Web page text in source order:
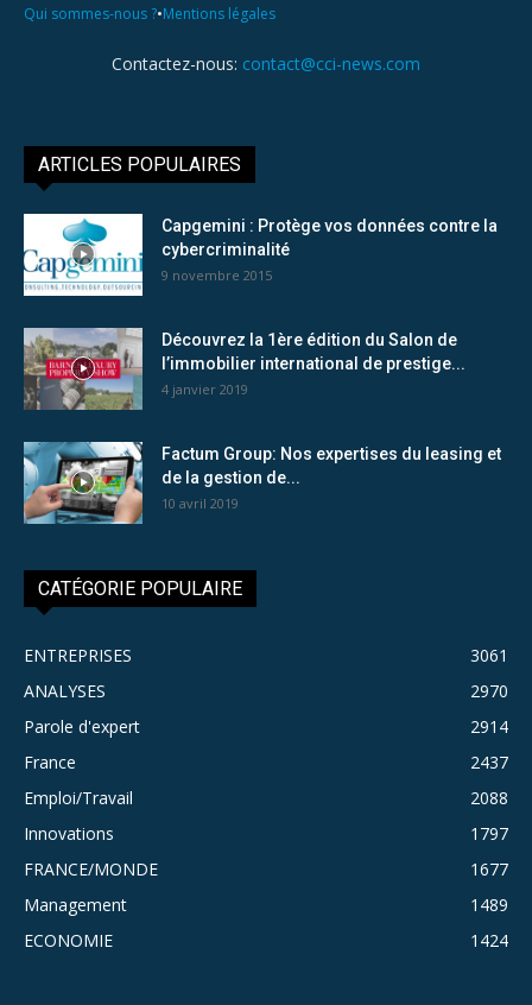
Qui sommes-nous ?•Mentions légales
Contactez-nous: contact@cci-news.com
ARTICLES POPULAIRES
Capgemini : Protège vos données contre la
cybercriminalité
9 novembre 2015
Découvrez la 1ère édition du Salon de
l’immobilier international de prestige...
4 janvier 2019
Factum Group: Nos expertises du leasing et
de la gestion de...
10 avril 2019
CATÉGORIE POPULAIRE
ENTREPRISES
3061
ANALYSES
2970
Parole d'expert
2914
France
2437
Emploi/Travail
2088
Innovations
1797
FRANCE/MONDE
1677
Management
1489
ECONOMIE
1424